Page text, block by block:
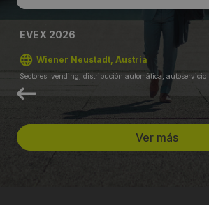
EVEX 2026
Wiener Neustadt, Austria
Sectores: vending, distribución automática, autoservicio
Ver más